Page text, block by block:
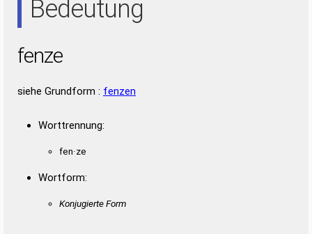
Bedeutung
fenze
siehe Grundform : fenzen
Worttrennung:
fen·ze
Wortform:
Konjugierte Form